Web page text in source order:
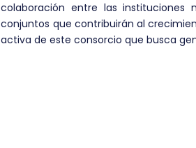
colaboración entre las instituciones
conjuntos que contribuirán al
activa de este consorcio que busca